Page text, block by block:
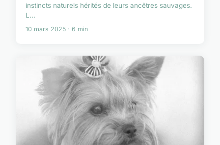
instincts naturels hérités de leurs ancêtres sauvages.
L...
10 mars 2025 · 6 min